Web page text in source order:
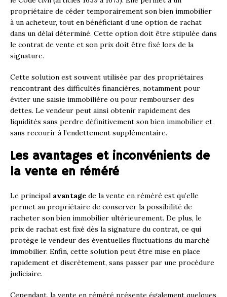
propriétaire de céder temporairement son bien immobilier
à un acheteur, tout en bénéficiant d’une option de rachat
dans un délai déterminé. Cette option doit être stipulée dans
le contrat de vente et son prix doit être fixé lors de la
signature.
Cette solution est souvent utilisée par des propriétaires
rencontrant des difficultés financières, notamment pour
éviter une saisie immobilière ou pour rembourser des
dettes. Le vendeur peut ainsi obtenir rapidement des
liquidités sans perdre définitivement son bien immobilier et
sans recourir à l’endettement supplémentaire.
Les avantages et inconvénients de
la vente en réméré
Le principal avantage de la vente en réméré est qu’elle
permet au propriétaire de conserver la possibilité de
racheter son bien immobilier ultérieurement. De plus, le
prix de rachat est fixé dès la signature du contrat, ce qui
protège le vendeur des éventuelles fluctuations du marché
immobilier. Enfin, cette solution peut être mise en place
rapidement et discrètement, sans passer par une procédure
judiciaire.